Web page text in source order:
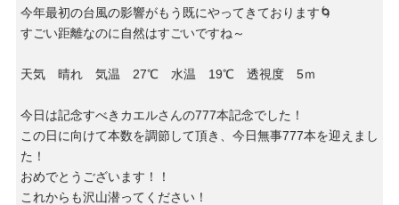
今年最初の台風の影響がもう既にやってきております🌀
すごい距離なのに自然はすごいですね～
天気 晴れ 気温 27℃ 水温 19℃ 透視度 5ｍ
今日は記念すべきカエルさんの777本記念でした！
この日に向けて本数を調節して頂き、今日無事777本を迎えまし
た！
おめでとうございます！！
これからも沢山潜ってください！